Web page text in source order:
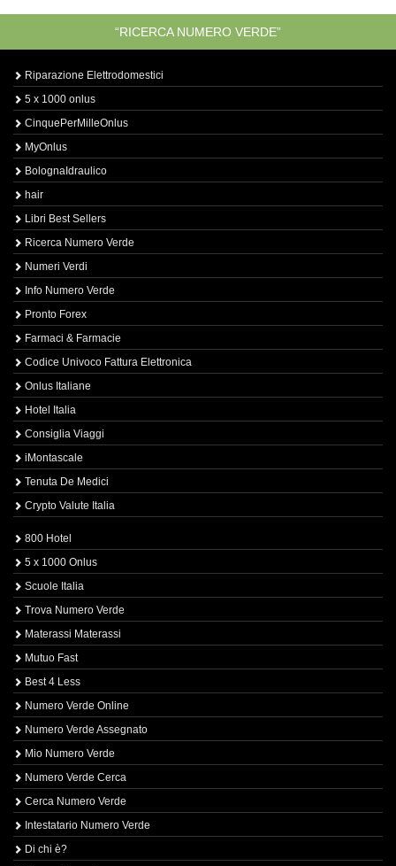
“RICERCA NUMERO VERDE”
Riparazione Elettrodomestici
5 x 1000 onlus
CinquePerMilleOnlus
MyOnlus
BolognaIdraulico
hair
Libri Best Sellers
Ricerca Numero Verde
Numeri Verdi
Info Numero Verde
Pronto Forex
Farmaci & Farmacie
Codice Univoco Fattura Elettronica
Onlus Italiane
Hotel Italia
Consiglia Viaggi
iMontascale
Tenuta De Medici
Crypto Valute Italia
800 Hotel
5 x 1000 Onlus
Scuole Italia
Trova Numero Verde
Materassi Materassi
Mutuo Fast
Best 4 Less
Numero Verde Online
Numero Verde Assegnato
Mio Numero Verde
Numero Verde Cerca
Cerca Numero Verde
Intestatario Numero Verde
Di chi è?